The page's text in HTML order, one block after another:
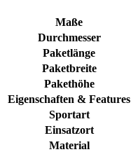
Maße
Durchmesser
Paketlänge
Paketbreite
Pakethöhe
Eigenschaften & Features
Sportart
Einsatzort
Material